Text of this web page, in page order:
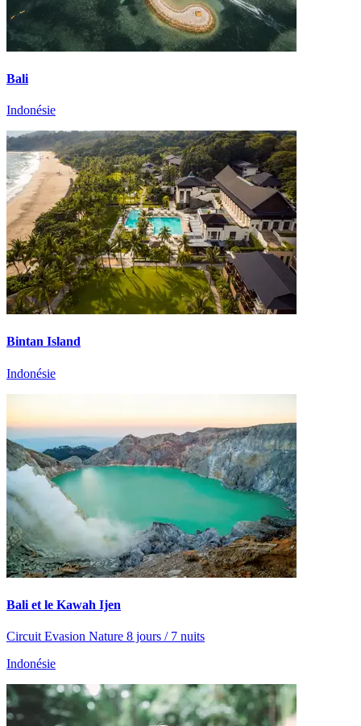
Bali
Indonésie
Bintan Island
Indonésie
Bali et le Kawah Ijen
Circuit Evasion Nature 8 jours / 7 nuits
Indonésie